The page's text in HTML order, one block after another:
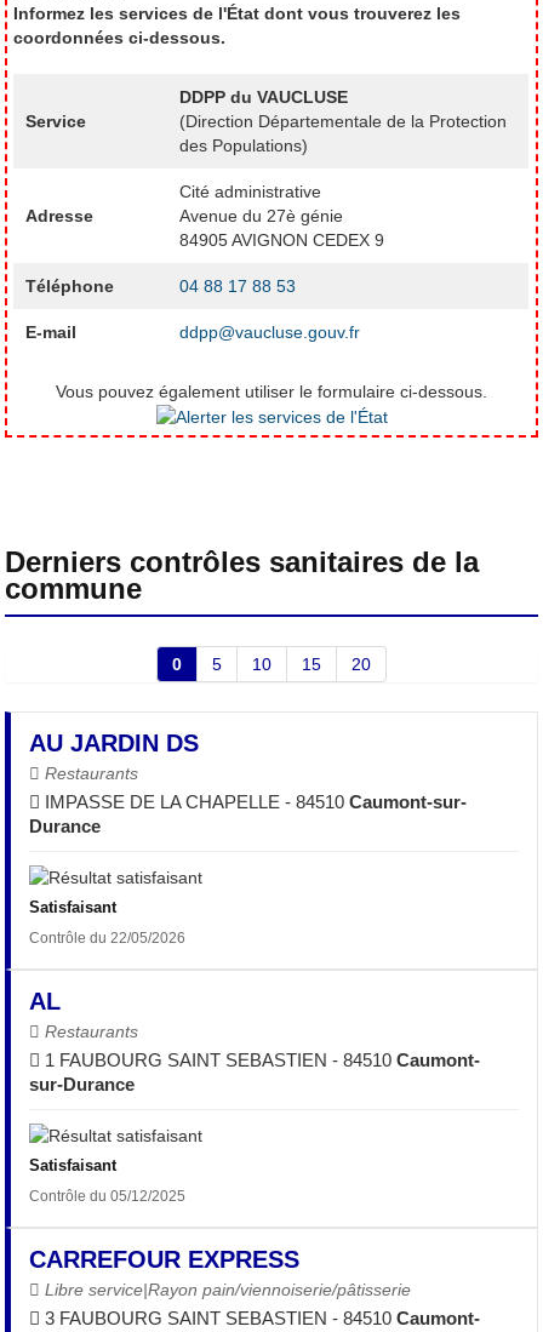
Informez les services de l'État dont vous trouverez les
coordonnées ci-dessous.
Service
DDPP du VAUCLUSE
(Direction Départementale de la Protection
des Populations)
Adresse
Cité administrative
Avenue du 27è génie
84905 AVIGNON CEDEX 9
Téléphone 04 88 17 88 53
E-mail ddpp@vaucluse.gouv.fr
Vous pouvez également utiliser le formulaire ci-dessous.
Derniers contrôles sanitaires de la
commune
0 5 10 15 20
AU JARDIN DS
Restaurants
IMPASSE DE LA CHAPELLE - 84510Caumont-sur-
Durance
Satisfaisant
Contrôle du 22/05/2026
AL
Restaurants
1 FAUBOURG SAINT SEBASTIEN - 84510Caumont-
sur-Durance
Satisfaisant
Contrôle du 05/12/2025
CARREFOUR EXPRESS
Libre service|Rayon pain/viennoiserie/pâtisserie
3 FAUBOURG SAINT SEBASTIEN - 84510Caumont-